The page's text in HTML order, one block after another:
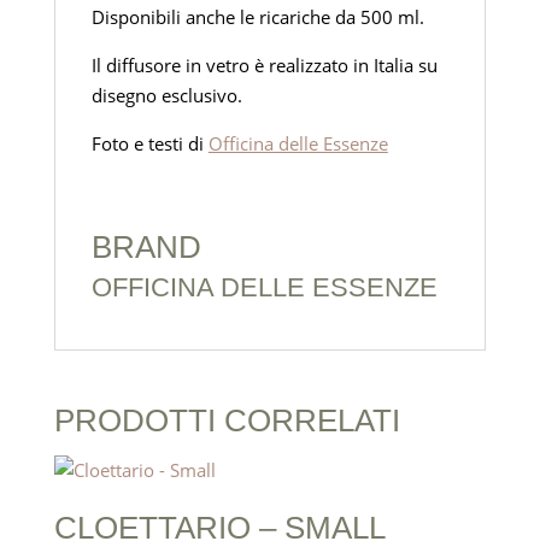
Disponibili anche le ricariche da 500 ml.
Il diffusore in vetro è realizzato in Italia su
disegno esclusivo.
Foto e testi di Officina delle Essenze
BRAND
OFFICINA DELLE ESSENZE
PRODOTTI CORRELATI
CLOETTARIO – SMALL